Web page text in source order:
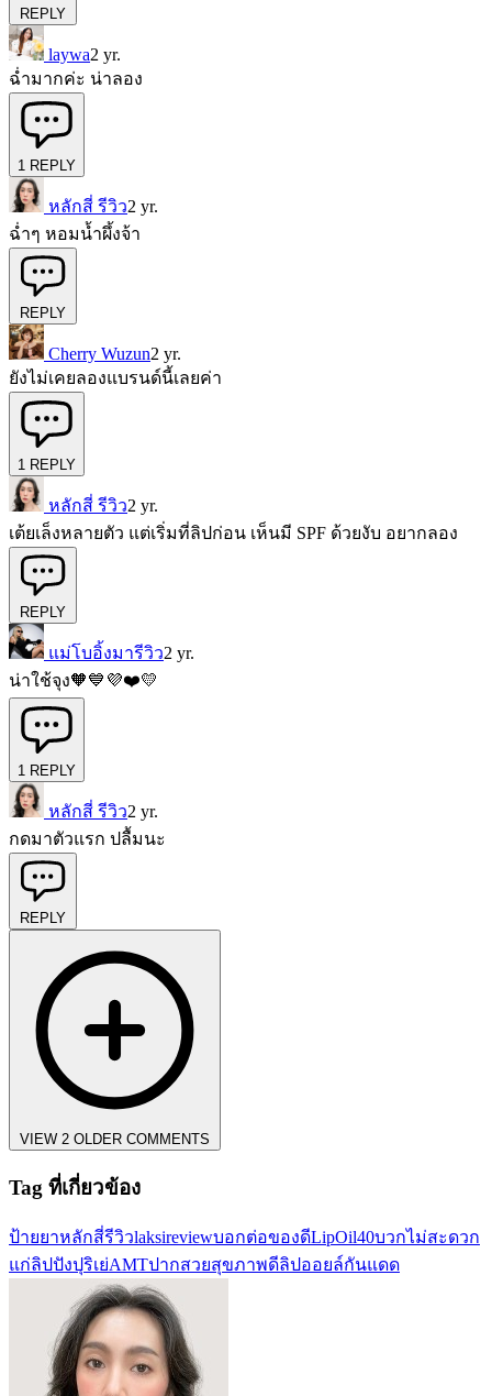
REPLY
laywa2 yr.
ฉ่ำมากค่ะ น่าลอง
1 REPLY
หลักสี่ รีวิว2 yr.
ฉ่ำๆ หอมน้ำผึ้งจ้า
REPLY
Cherry Wuzun2 yr.
ยังไม่เคยลองแบรนด์นี้เลยค่า
1 REPLY
หลักสี่ รีวิว2 yr.
เต้ยเล็งหลายตัว แต่เริ่มที่ลิปก่อน เห็นมี SPF ด้วยงับ อยากลอง
REPLY
แม่โบอิ้งมารีวิว2 yr.
น่าใช้จุง🧡💙💜❤️💛
1 REPLY
หลักสี่ รีวิว2 yr.
กดมาตัวแรก ปลื้มนะ
REPLY
VIEW 2 OLDER COMMENTS
Tag ที่เกี่ยวข้อง
ป้ายยาหลักสี่รีวิวlaksireviewบอกต่อของดีLipOil40บวกไม่สะดวก
แก่ลิปปังปุริเย่AMTปากสวยสุขภาพดีลิปออยล์กันแดด